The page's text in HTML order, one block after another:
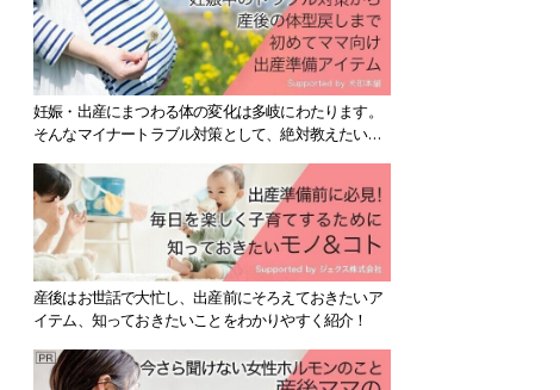
妊娠・出産にまつわる体の変化は多岐にわたります。
そんなマイナートラブル対策として、絶対教えたい！
産後はお世話で大忙し、出産前にそろえておきたいア
イテム、知っておきたいことをわかりやすく紹介！